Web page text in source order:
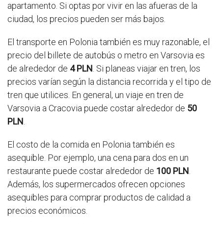
apartamento. Si optas por vivir en las afueras de la
ciudad, los precios pueden ser más bajos.
El transporte en Polonia también es muy razonable, el
precio del billete de autobús o metro en Varsovia es
de alrededor de 4 PLN. Si planeas viajar en tren, los
precios varían según la distancia recorrida y el tipo de
tren que utilices. En general, un viaje en tren de
Varsovia a Cracovia puede costar alrededor de 50
PLN.
El costo de la comida en Polonia también es
asequible. Por ejemplo, una cena para dos en un
restaurante puede costar alrededor de 100 PLN.
Además, los supermercados ofrecen opciones
asequibles para comprar productos de calidad a
precios económicos.